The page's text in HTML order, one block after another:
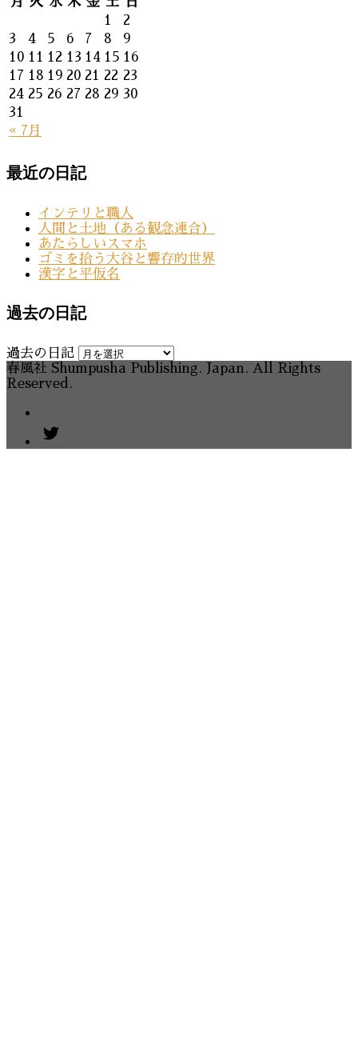
« 7月
1
2
3
4 5 6 7 8
9
10 11 12 13 14 15 16
17 18 19 20 21 22 23
24 25 26 27 28 29 30
31
最近の日記
インテリと職人
人間と土地（ある観念連合）
あたらしいスマホ
ゴミを拾う大谷と響存的世界
漢字と平仮名
過去の日記
過去の日記
春風社 Shumpusha Publishing. Japan. All Rights
Reserved.